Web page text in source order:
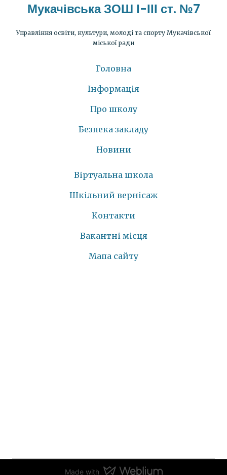
Мукачівська ЗОШ І-ІІІ ст. №7
Управління освіти, культури, молоді та спорту Мукачівської
міської ради
Головна
Інформація
Про школу
Безпека закладу
Новини
Віртуальна школа
Шкільний вернісаж
Контакти
Вакантні місця
Мапа сайту
Made with